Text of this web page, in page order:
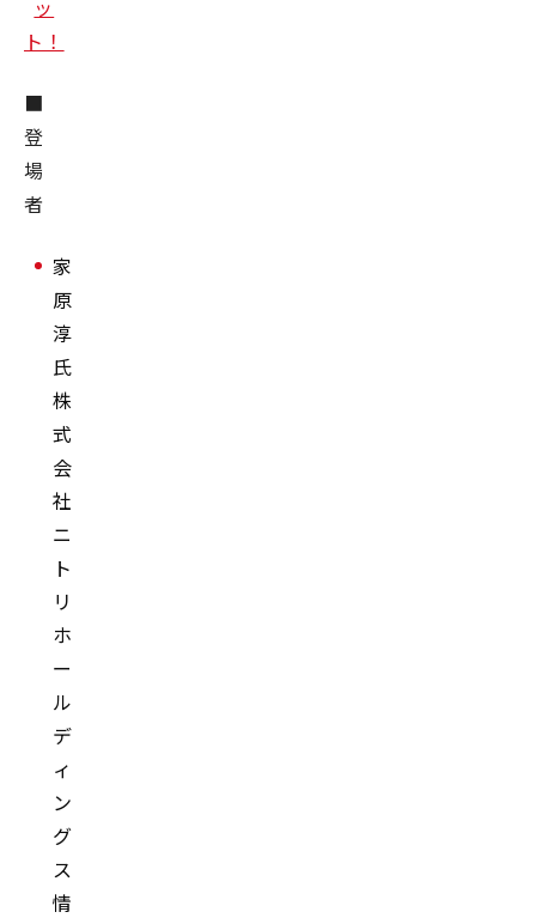
ッ
ト！
■
登
場
者
家
原
淳
氏
株
式
会
社
ニ
ト
リ
ホ
ー
ル
デ
ィ
ン
グ
ス
情